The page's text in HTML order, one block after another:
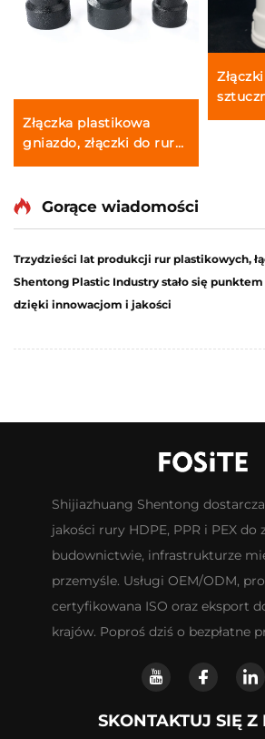
Złączka plastikowa
gniazdo, złączki do rur
HDPE, kołnierz
spawania czołowego PE,
rur
Gorące wiadomości
Trzydzieści lat produkcji rur plastikowych,
Shentong Plastic Industry stało się
dzięki innowacjom i jakości
Shijiazhuang Shentong
jakości rury HDPE, PPR i PEX do
budownictwie, infrastrukturze
przemyśle. Usługi OEM/ODM,
certyfikowana ISO oraz eksport
krajów. Poproś dziś o bezpłatne
SKONTAKTUJ SIĘ Z